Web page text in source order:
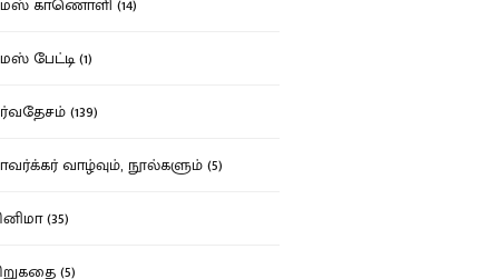
பேட்டி (1)
(139)
வாழ்வும், நூல்களும் (5)
(35)
(5)